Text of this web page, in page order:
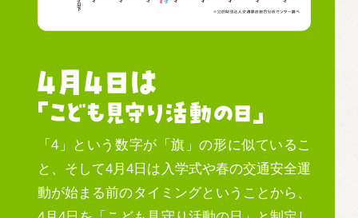
「4」という数字が「旗」の形に似ているこ
と、そして4⽉4⽇は⼊学式や春の交通安全運
動が始まる前のタイミングということから、